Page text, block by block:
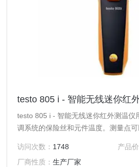
testo 805 i - 智能无线迷你红
testo 805 i - 智能无线迷你红外测温仪
调系统的保险丝和元件温度。测量点可
访问次数： 1748 产品价
厂商性质：生产厂家